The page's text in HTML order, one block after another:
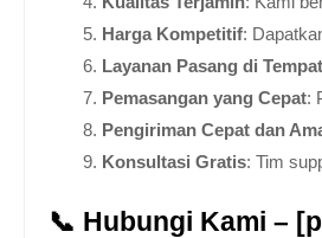
Harga Kompetitif:
Layanan Pasang di
Pemasangan yang Cepat:
Pengiriman Cepat dan
Konsultasi Gratis: Tim
📞 Hubungi Kami –